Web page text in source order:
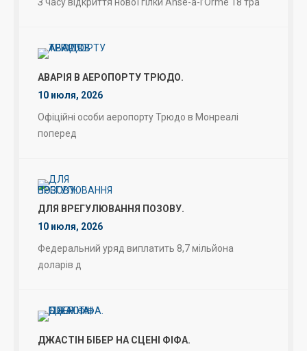
АВАРІЯ В АЕРОПОРТУ ТРЮДО.
10 июля, 2026
Офіційні особи аеропорту Трюдо в Монреалі
поперед
ДЛЯ ВРЕГУЛЮВАННЯ ПОЗОВУ.
10 июля, 2026
Федеральний уряд виплатить 8,7 мільйона
доларів д
ДЖАСТІН БІБЕР НА СЦЕНІ ФІФА.